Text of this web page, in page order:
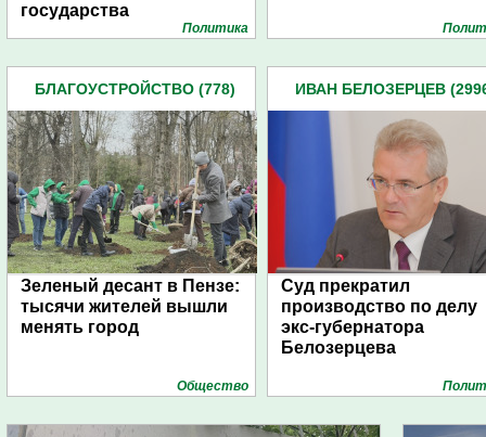
государства
Политика
БЛАГОУСТРОЙСТВО (778)
Зеленый десант в Пензе:
тысячи жителей вышли
менять город
Общество
ИВАН БЕЛОЗЕРЦЕВ
Суд прекратил
производство по делу
экс-губернатора
Белозерцева